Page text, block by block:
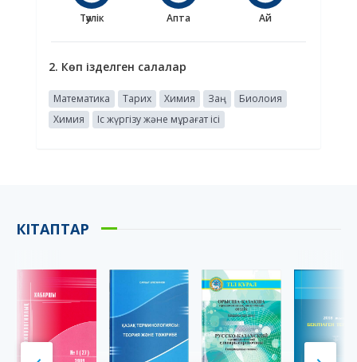
Тәулік Апта Ай
2. Көп ізделген салалар
Математика Тарих Химия Заң
Биолоия
Химия
Іс жүргізу және мұрағат ісі
КІТАПТАР